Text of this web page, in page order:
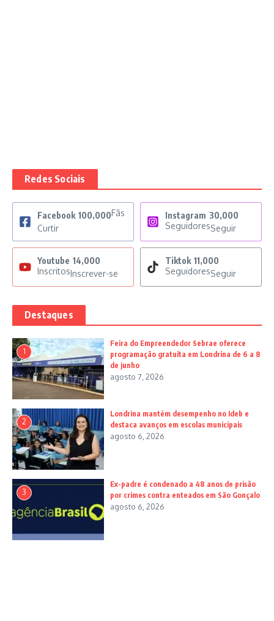
Redes Sociais
Facebook 100,000Fãs
Curtir
Instagram 30,000
SeguidoresSeguir
Youtube 14,000
InscritosInscrever-se
Tiktok 11,000
SeguidoresSeguir
Destaques
1
Feira do Empreendedor Sebrae oferece
programação gratuita em Londrina de 6 a 8
de junho
agosto 7, 2026
2
Londrina mantém desempenho no Ideb e
destaca avanços em escolas municipais
agosto 6, 2026
3
Ex-padre é condenado a 48 anos de prisão
por crimes contra enteados em São Gonçalo
agosto 6, 2026